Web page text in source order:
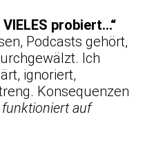
probiert…“
Podcasts gehört,
Ich
ignoriert,
Konsequenzen
auf